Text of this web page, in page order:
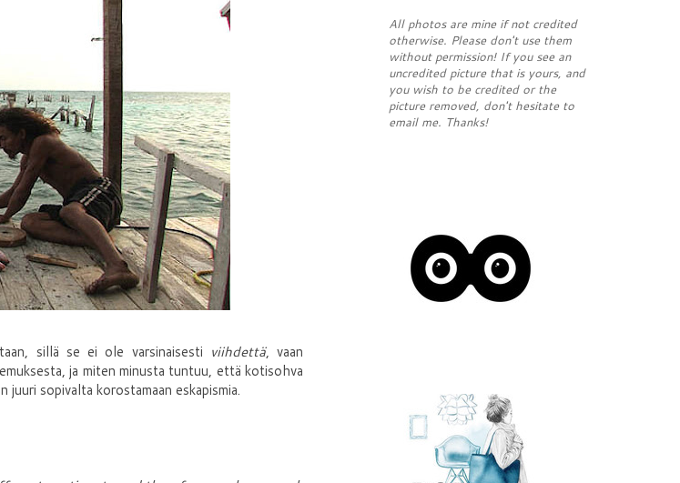
sillä se ei ole varsinaisesti viihdettä, vaan
ja miten minusta tuntuu, että kotisohva
sopivalta korostamaan eskapismia.
All photos are mine if not credited
otherwise. Please don't use them
without permission! If you see an
uncredited picture that is yours, and
you wish to be credited or the
picture removed, don't hesitate to
email me. Thanks!